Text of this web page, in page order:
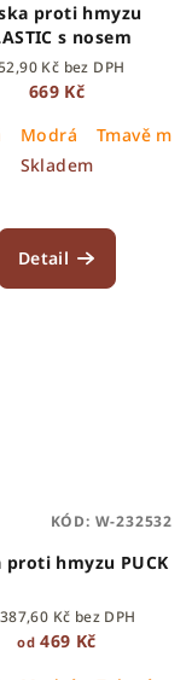
Růžová
proti hmyzu
s nosem
Kč bez DPH
669 Kč
Modrá
Tmavě
Skladem
Detail
proti hmyzu PUCK
Kč bez DPH
od 469 Kč
KÓD: W-232532